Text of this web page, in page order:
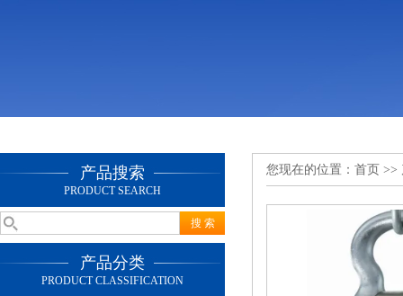
产品搜索
PRODUCT SEARCH
产品分类
PRODUCT CLASSIFICATION
您现在的位置： 首页 >>